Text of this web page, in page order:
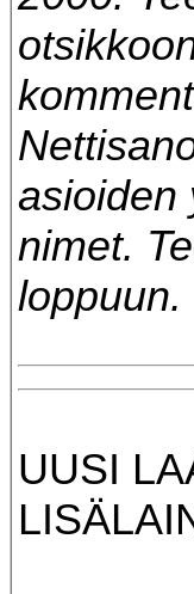
asioiden
nimet.
loppuun.
UUSI